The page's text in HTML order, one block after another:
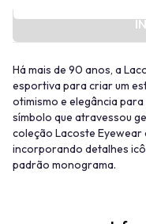
Há mais de 90 anos, a
esportiva para criar um
otimismo e elegância
símbolo que atravessou
coleção Lacoste Eyewear
incorporando detalhes
padrão monograma.